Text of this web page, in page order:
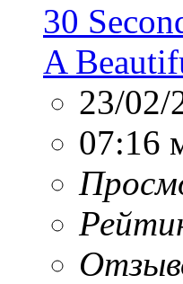
30
A
23/02/
07:16